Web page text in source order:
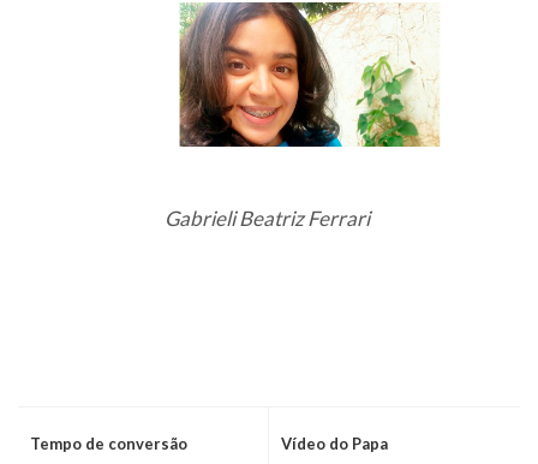
Gabrieli Beatriz Ferrari
Tempo de conversão Vídeo do Papa